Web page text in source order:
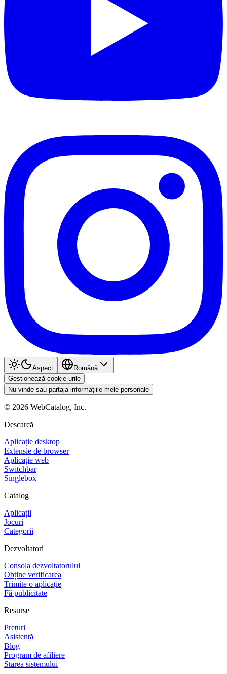
Aspect
Română
Gestionează cookie-urile
Nu vinde sau partaja informațiile mele personale
© 2026 WebCatalog, Inc.
Descarcă
Aplicație desktop
Extensie de browser
Aplicație web
Switchbar
Singlebox
Catalog
Aplicații
Jocuri
Categorii
Dezvoltatori
Consola dezvoltatorului
Obține verificarea
Trimite o aplicație
Fă publicitate
Resurse
Prețuri
Asistență
Blog
Program de afiliere
Starea sistemului